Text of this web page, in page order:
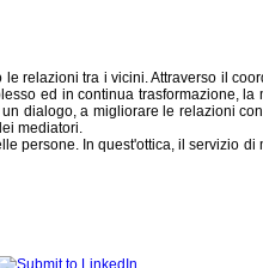
relazioni tra i vicini. Attraverso il
ed in continua trasformazione,
dialogo, a migliorare le relazioni
mediatori.
persone. In quest'ottica, il servizio